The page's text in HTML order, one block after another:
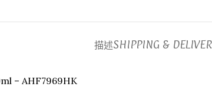
描述SHIPPING &
– AHF7969HK